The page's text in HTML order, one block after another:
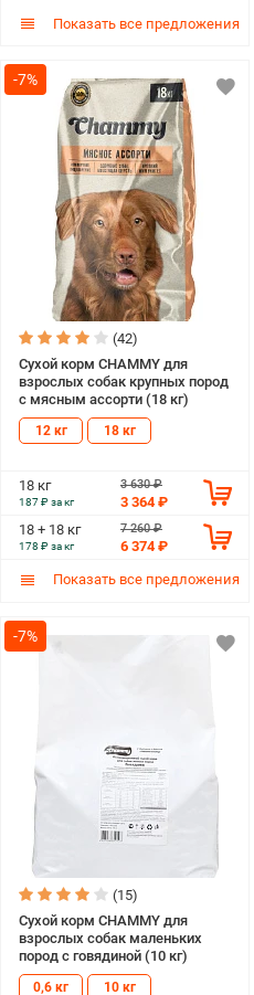
Показать все предложения
-7%
(42)
Сухой корм CHAMMY для
взрослых собак крупных пород
с мясным ассорти (18 кг)
12 кг 18 кг
18 кг
187 ₽ за кг
3 630 ₽
3 364 ₽
18 + 18 кг
178 ₽ за кг
7 260 ₽
6 374 ₽
Показать все предложения
-7%
(15)
Сухой корм CHAMMY для
взрослых собак маленьких
пород с говядиной (10 кг)
0,6 кг 10 кг